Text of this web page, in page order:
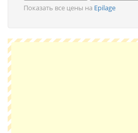
Показать все цены на Epilage